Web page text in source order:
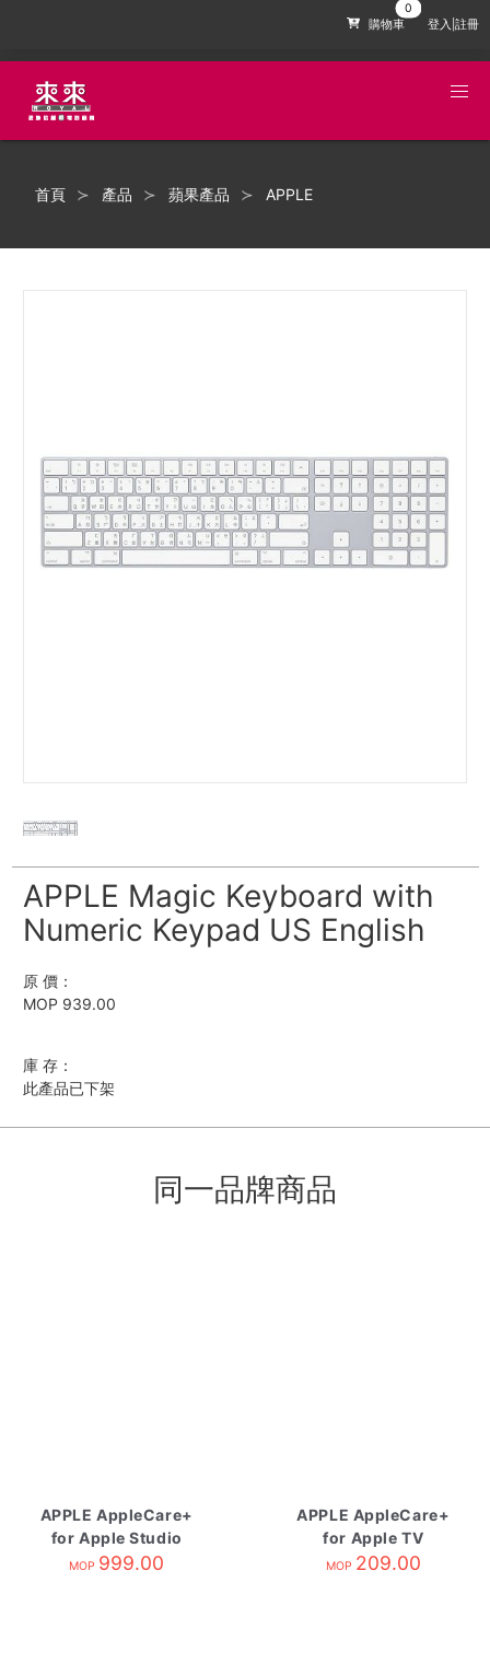
購物車 登入|註冊
首頁 產品 蘋果產品 APPLE
APPLE Magic Keyboard with
Numeric Keypad US English
原 價：
MOP 939.00
庫 存：
此產品已下架
同一品牌商品
APPLE AppleCare+
for Apple Studio
Display
MOP 999.00
APPLE AppleCare+
for Apple TV
MOP 209.00